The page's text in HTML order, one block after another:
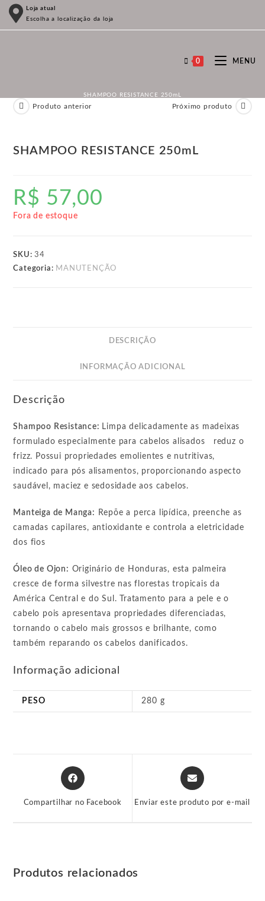
para
Loja atual
Escolha a localização da loja
0 MENU
SHAMPOO RESISTANCE 250mL
Produto anterior Próximo produto
SHAMPOO RESISTANCE 250mL
R$ 57,00
Fora de estoque
SKU:34
Categoria: MANUTENÇÃO
DESCRIÇÃO
INFORMAÇÃO ADICIONAL
Descrição
Shampoo Resistance: Limpa delicadamente as madeixas
formulado especialmente para cabelos alisados reduz o
frizz. Possui propriedades emolientes e nutritivas,
indicado para pós alisamentos, proporcionando aspecto
saudável, maciez e sedosidade aos cabelos.
Manteiga de Manga:
Repõe a perca lipídica, preenche as
camadas capilares, antioxidante e controla a eletricidade
dos fios
Óleo de Ojon: Originário de Honduras, esta palmeira
cresce de forma silvestre nas florestas tropicais da
América Central e do Sul. Tratamento para a pele e o
cabelo pois apresentava propriedades diferenciadas,
tornando o cabelo mais grossos e brilhante, como
também reparando os cabelos danificados.
Informação adicional
PESO 280 g
Abre
em
Compartilhar no Facebook
Abre
em
Enviar este produto por e-mail
Produtos relacionados